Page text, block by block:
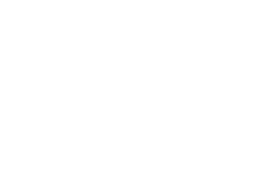
与管理、环境保护、历史